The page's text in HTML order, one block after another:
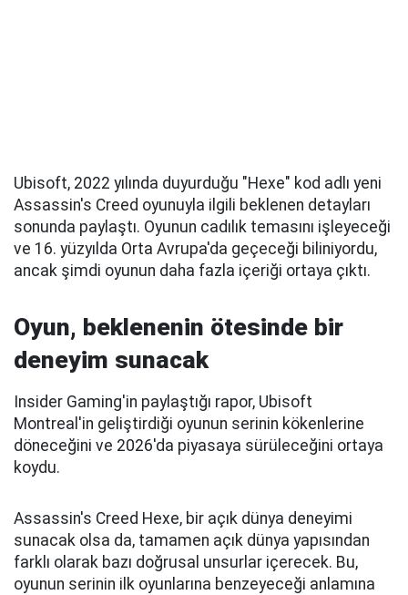
Ubisoft, 2022 yılında duyurduğu "Hexe" kod adlı yeni
Assassin's Creed oyunuyla ilgili beklenen detayları
sonunda paylaştı. Oyunun cadılık temasını işleyeceği
ve 16. yüzyılda Orta Avrupa'da geçeceği biliniyordu,
ancak şimdi oyunun daha fazla içeriği ortaya çıktı.
Oyun, beklenenin ötesinde bir
deneyim sunacak
Insider Gaming'in paylaştığı rapor, Ubisoft
Montreal'in geliştirdiği oyunun serinin kökenlerine
döneceğini ve 2026'da piyasaya sürüleceğini ortaya
koydu.
Assassin's Creed Hexe, bir açık dünya deneyimi
sunacak olsa da, tamamen açık dünya yapısından
farklı olarak bazı doğrusal unsurlar içerecek. Bu,
oyunun serinin ilk oyunlarına benzeyeceği anlamına